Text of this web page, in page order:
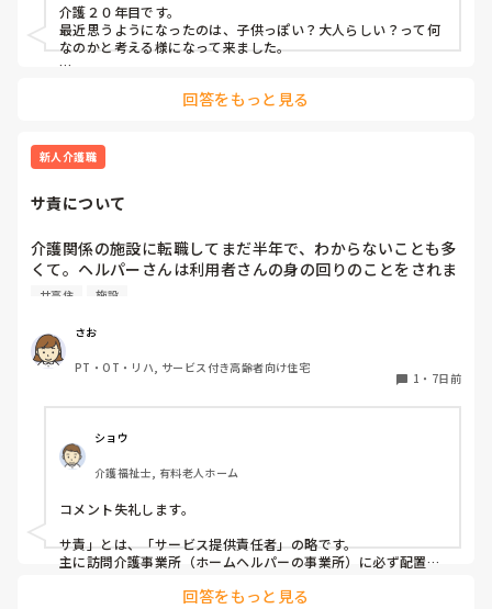
介護２０年目です。
最近思うようになったのは、子供っぽい？大人らしい？って何
なのかと考える様になって来ました。
敬老会、おばあちゃん？　又は、両親にするとしたら、孫つれ
て実家に行って、ご飯、プレゼント？外食と言う所ですかね？
クリスマスもにたような、感じ？
そもそも、大人になって、イベントってやるのかな？端午の節
句、お雛様、やる？　やったとして、食事、プレゼント位なも
のでしょ？
かもしれないですよね？逆に孫や、子供にやってあげる側！！
なのが、大人ですよね？
じゃあ！！逆に、最近の大人って何してる？ゲーム？漫画？プ
90代なら、大人がやる事ではない！！と言う概念かな？大人の
食べに行くのは、カウンターの寿司屋？フレンチ？
そんなの考えたら、大人っぽいイベントって？本当に何？
ご飯食べる、プレゼントあげたり、もらったり。
後は、良くて旅行？位なものでしょ？
なら、多少子供っぽいのかも知れないけど、楽しい！！って思
わせる事に、振り切ってしまえば？、と思います。
回答をもっと見る
新人介護職
サ責について
介護関係の施設に転職してまだ半年で、わからないことも多
くて。ヘルパーさんは利用者さんの身の回りのことをされま
すが、その中にサ責という方がいらっしゃいます。サ責とは
か？
サ高住 施設
さお
PT・OT・リハ, サービス付き高齢者向け住宅
1 ・ 7日前
ショウ
介護福祉士, 有料老人ホーム
コメント失礼します。
サ責」とは、「サービス提供責任者」の略です。
主に訪問介護事業所（ホームヘルパーの事業所）に必ず配置さ
回答をもっと見る